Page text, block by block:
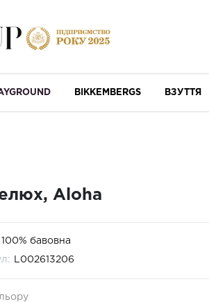
BIKKEMBERGS ВЗУТТЯ
Aloha
100% бавовна
L002613206